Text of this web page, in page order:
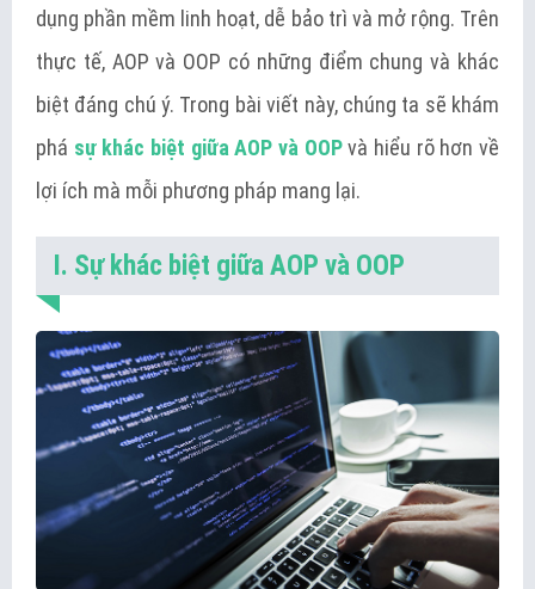
dụng phần mềm linh hoạt, dễ bảo trì và mở rộng. Trên
thực tế, AOP và OOP có những điểm chung và khác
biệt đáng chú ý. Trong bài viết này, chúng ta sẽ khám
phá sự khác biệt giữa AOP và OOPvà hiểu rõ hơn về
lợi ích mà mỗi phương pháp mang lại.
I. Sự khác biệt giữa AOP và OOP